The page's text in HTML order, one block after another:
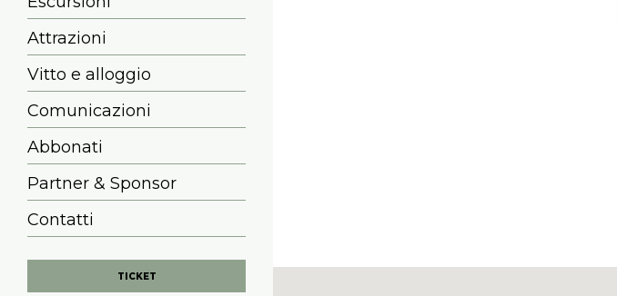
Attrazioni
Vitto e alloggio
Comunicazioni
Abbonati
Partner & Sponsor
Contatti
TICKET